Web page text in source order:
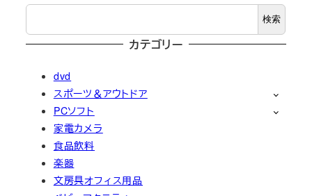
検索
カテゴリー
dvd
スポーツ＆アウトドア
PCソフト
家電カメラ
食品飲料
楽器
文房具オフィス用品